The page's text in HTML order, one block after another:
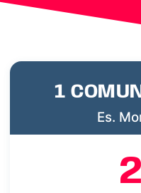
1
Es.